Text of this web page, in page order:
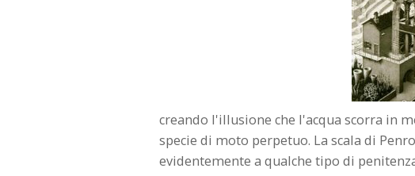
creando l'illusione che l'acqua scorra in
specie di moto perpetuo. La scala di
evidentemente a qualche tipo di